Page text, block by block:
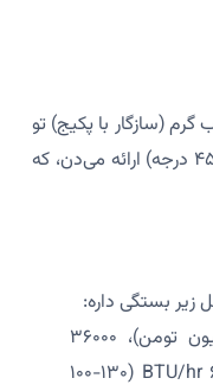
(سازگار با پکیج) تو
زمستون گرمایش یکنواخت (دمای ۳۵-۴۵ درجه) ارائه می‌دن، که
زیر بستگی داره:
ظرفیت: ۲۴۰۰۰ BTU/hr (۴۵-۶۰ میلیون تومن)، ۳۶۰۰۰
BTU/hr (۶۰-۸۰ میلیون تومن)، ۶۰۰۰۰ BTU/hr (۱۰۰-۱۳۰